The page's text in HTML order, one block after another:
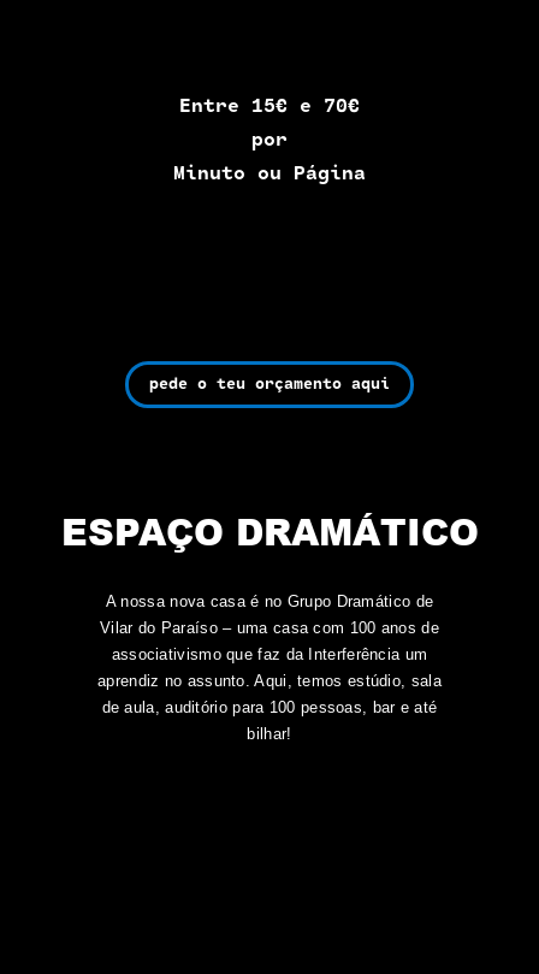
Entre 15€ e 70€
por
Minuto ou Página
pede o teu orçamento aqui
ESPAÇO DRAMÁTICO
A nossa nova casa é no Grupo Dramático de
Vilar do Paraíso – uma casa com 100 anos de
associativismo que faz da Interferência um
aprendiz no assunto. Aqui, temos estúdio, sala
de aula, auditório para 100 pessoas, bar e até
bilhar!